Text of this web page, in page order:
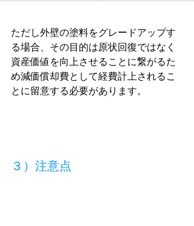
ただし外壁の塗料をグレードアップす
る場合、その目的は原状回復ではなく
資産価値を向上させることに繋がるた
め減価償却費として経費計上されるこ
とに留意する必要があります。
３）注意点